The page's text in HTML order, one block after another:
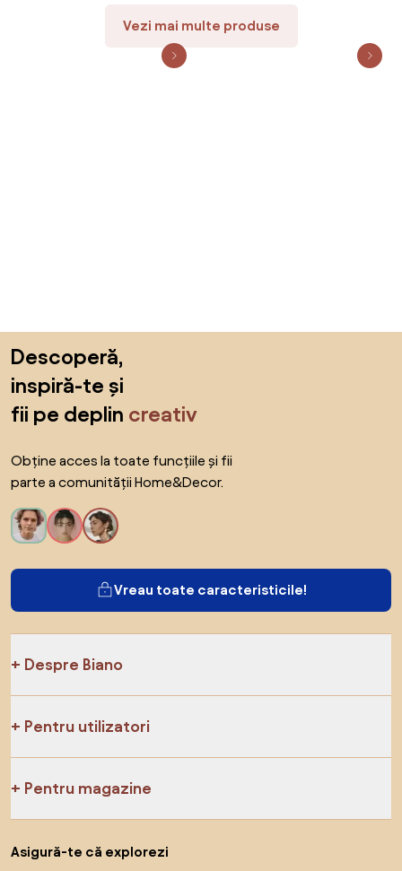
Vezi mai multe produse
Descoperă,
inspiră-te și
fii pe deplin creativ
Obține acces la toate funcțiile și fii
parte a comunității Home&Decor.
Vreau toate caracteristicile!
Despre Biano
Pentru utilizatori
Pentru magazine
Asigură-te că explorezi